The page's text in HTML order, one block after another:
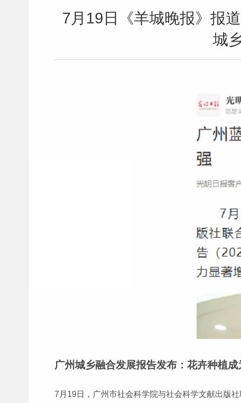
7月19日《羊城晚报》报
城
广州城乡融合发展报告发布：花卉种植
7月19日，广州市社会科学院与社会科学文献出版